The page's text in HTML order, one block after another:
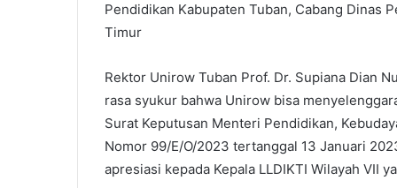
Pendidikan Kabupaten Tuban, Cabang Dinas
Timur
Rektor Unirow Tuban Prof. Dr. Supiana Dian
rasa syukur bahwa Unirow bisa
Surat Keputusan Menteri Pendidikan,
Nomor 99/E/O/2023 tertanggal 13 Januari
apresiasi kepada Kepala LLDIKTI Wilayah VII